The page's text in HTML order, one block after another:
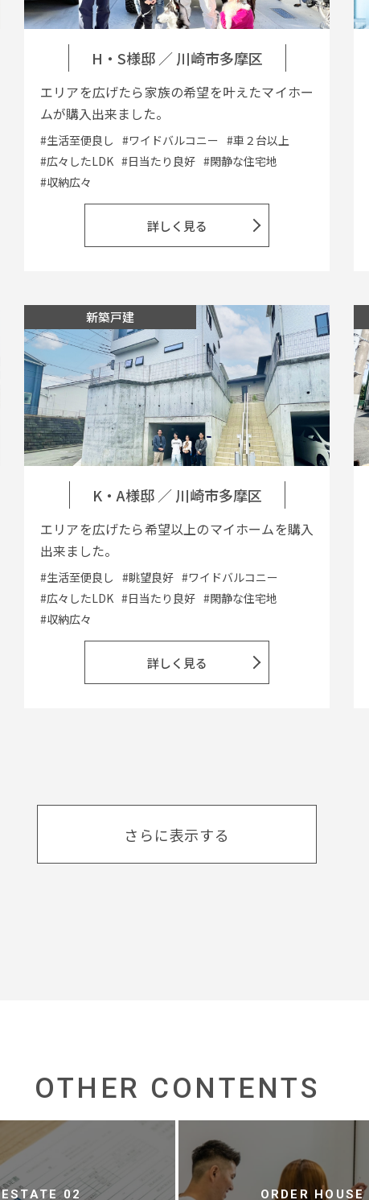
H・S様邸 ／ 川崎市多摩区
エリアを広げたら家族の希望を叶えたマイホー
ムが購入出来ました。
#生活至便良し #ワイドバルコニー #車２台以上
#広々したLDK #日当たり良好 #閑静な住宅地
#収納広々
詳しく見る
新築戸建
K・A様邸 ／ 川崎市多摩区
エリアを広げたら希望以上のマイホームを購入
出来ました。
#生活至便良し #眺望良好 #ワイドバルコニー
#広々したLDK #日当たり良好 #閑静な住宅地
#収納広々
詳しく見る
さらに表示する
OTHER CONTENTS
ESTATE 02 ORDER HOUSE